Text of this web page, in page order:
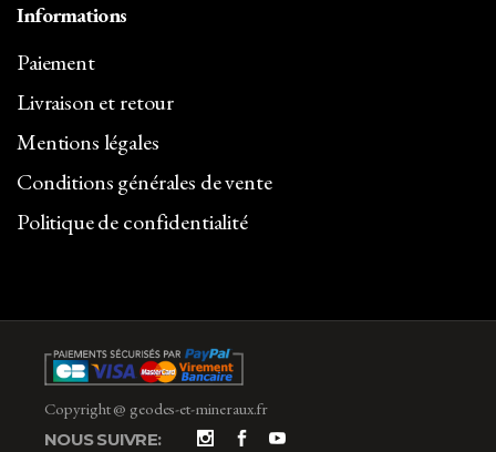
Informations
Paiement
Livraison et retour
Mentions légales
Conditions générales de vente
Politique de confidentialité
Copyright @ geodes-et-mineraux.fr
NOUS SUIVRE: